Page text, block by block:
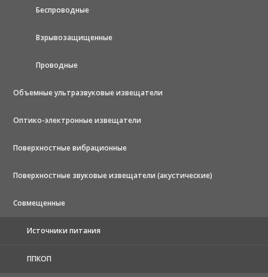
Беспроводные
Взрывозащищенные
Проводные
Объемные ультразвуковые извещатели
Оптико-электронные извещатели
Поверхностные вибрационные
Поверхностные звуковые извещатели (акустические)
Совмещенные
Источники питания
ППКОП